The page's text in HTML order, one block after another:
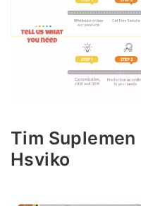
Tim
Hsviko